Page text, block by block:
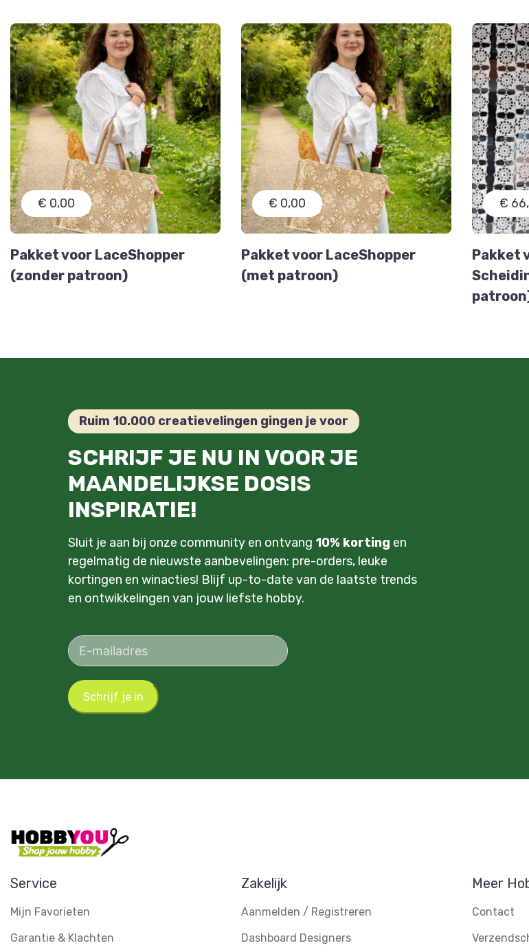
€ 0,00
Pakket voor LaceShopper
(zonder patroon)
€ 0,00
Pakket voor LaceShopper
(met patroon)
€
Pakket
Ruim 10.000 creatievelingen gingen je voor
SCHRIJF JE NU IN VOOR JE
MAANDELIJKSE DOSIS
INSPIRATIE!
Sluit je aan bij onze community en ontvang 10% korting en
regelmatig de nieuwste aanbevelingen: pre-orders, leuke
kortingen en winacties! Blijf up-to-date van de laatste trends
en ontwikkelingen van jouw liefste hobby.
Schrijf je in
Service
Mijn Favorieten
Garantie & Klachten
Zakelijk
Aanmelden / Registreren
Dashboard Designers
Meer
Contact